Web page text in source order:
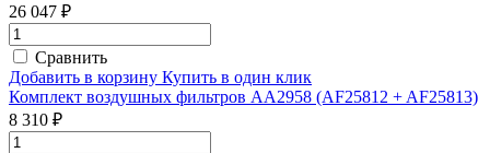
26 047 ₽
Сравнить
Добавить в корзину Купить в один клик
Комплект воздушных фильтров AA2958 (AF25812 + AF25813)
8 310 ₽